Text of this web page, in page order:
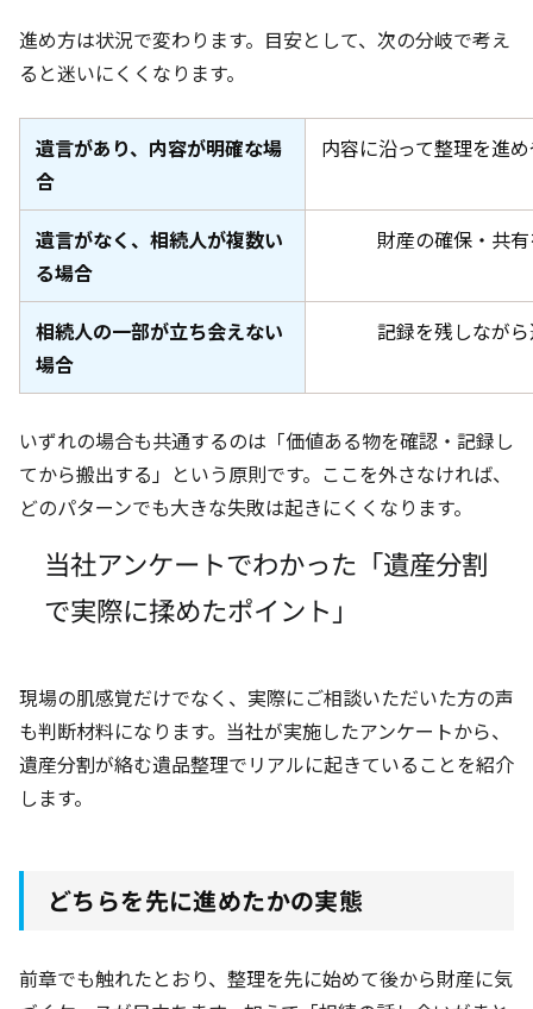
進め方は状況で変わります。目安として、次の分岐で考え
ると迷いにくくなります。
遺言があり、内容が明確な場
合
内容に沿って整理を進
遺言がなく、相続人が複数い
る場合
財産の確保・共
相続人の一部が立ち会えない
場合
記録を残しなが
いずれの場合も共通するのは「価値ある物を確認・記録し
てから搬出する」という原則です。ここを外さなければ、
どのパターンでも大きな失敗は起きにくくなります。
当社アンケートでわかった「遺産分割
で実際に揉めたポイント」
現場の肌感覚だけでなく、実際にご相談いただいた方の声
も判断材料になります。当社が実施したアンケートから、
遺産分割が絡む遺品整理でリアルに起きていることを紹介
します。
どちらを先に進めたかの実態
前章でも触れたとおり、整理を先に始めて後から財産に気